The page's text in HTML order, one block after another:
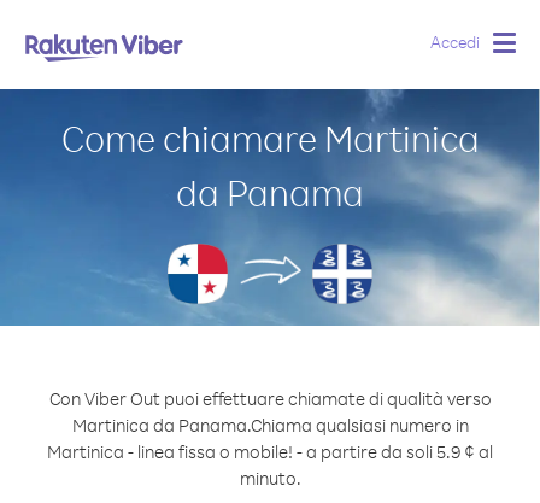
Accedi
Come chiamare Martinica
da Panama
Con Viber Out puoi effettuare chiamate di qualità verso
Martinica da Panama.Chiama qualsiasi numero in
Martinica - linea fissa o mobile! - a partire da soli 5.9 ¢ al
minuto.